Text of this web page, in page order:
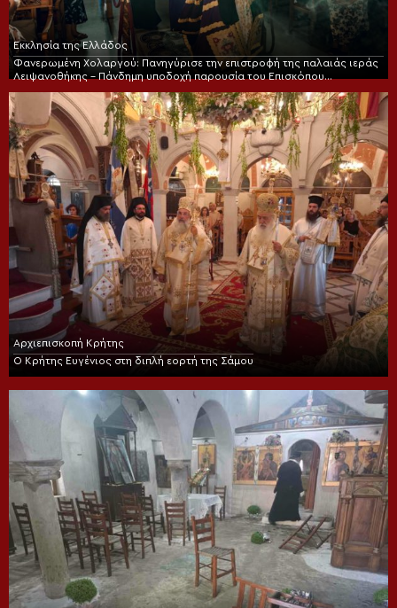
Εκκλησία της Ελλάδος
Φανερωμένη Χολαργού: Πανηγύρισε την επιστροφή της παλαιάς ιεράς
Λειψανοθήκης – Πάνδημη υποδοχή παρουσία του Επισκόπου
Αρχιεπισκοπή Κρήτης
Ο Κρήτης Ευγένιος στη διπλή εορτή της Σάμου